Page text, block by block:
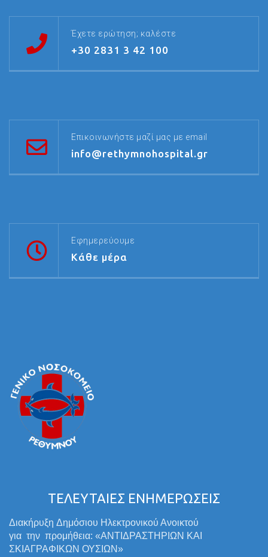
Έχετε ερώτηση; καλέστε
+30 2831 3 42 100
Επικοινωνήστε μαζί μας με email
info@rethymnohospital.gr
Εφημερεύουμε
Κάθε μέρα
ΤΕΛΕΥΤΑΙΕΣ ΕΝΗΜΕΡΩΣΕΙΣ
Διακήρυξη Δημόσιου Ηλεκτρονικού Ανοικτού
για την προμήθεια: «ΑΝΤΙΔΡΑΣΤΗΡΙΩΝ ΚΑΙ
ΣΚΙΑΓΡΑΦΙΚΩΝ ΟΥΣΙΩΝ»